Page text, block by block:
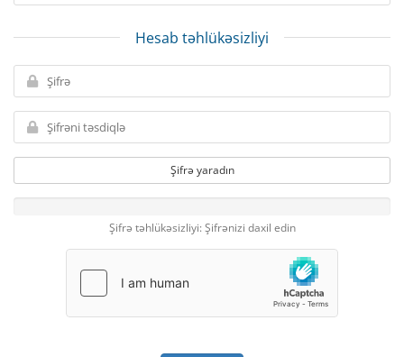
Hesab təhlükəsizliyi
Şifrə yaradın
Şifrə təhlükəsizliyi: Şifrənizi daxil edin